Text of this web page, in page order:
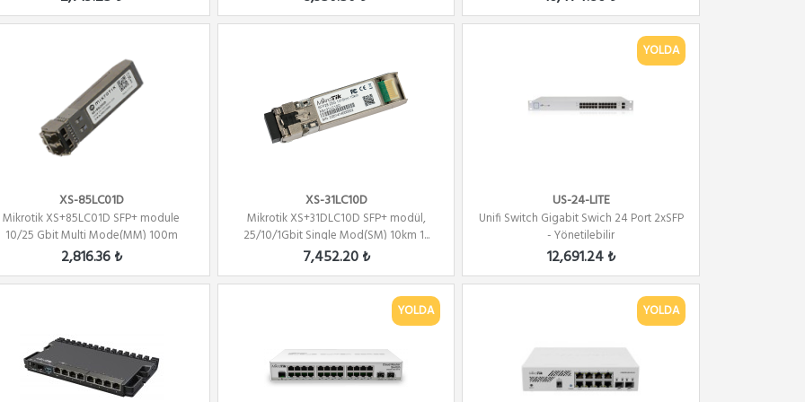
XS-85LC01D
Mikrotik XS+85LC01D SFP+ module
10/25 Gbit Multi Mode(MM) 100m
850nm
2,816.36 ₺
XS-31LC10D
Mikrotik XS+31DLC10D SFP+ modül,
25/10/1Gbit Single Mod(SM) 10km 1...
7,452.20 ₺
YOLDA
US-24-LITE
Unifi Switch Gigabit Swich 24 Port 2xSFP
- Yönetilebilir
12,691.24 ₺
YOLDA YOLDA